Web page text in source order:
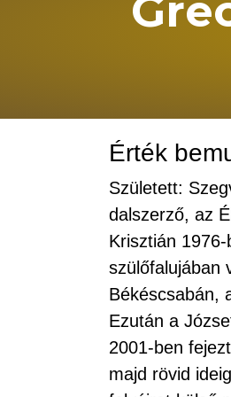
Érték
Született:
dalszerző, az
Krisztián
szülőfalujában
Békéscsabán,
Ezután a
2001-ben
majd rövid